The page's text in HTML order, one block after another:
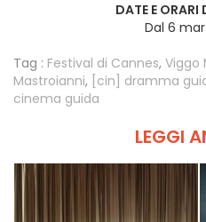
DATE E ORARI
Dal 6
Tag : Festival di Cannes, Viggo
Mastroianni, [cin] dramma
cinema guida
LEGGI